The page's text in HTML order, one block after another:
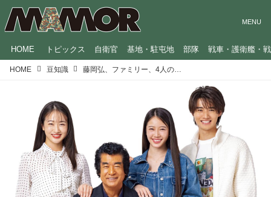
HOME トピックス 自衛官 基地・駐屯地 部隊 戦車・護衛艦・
HOME 豆知識